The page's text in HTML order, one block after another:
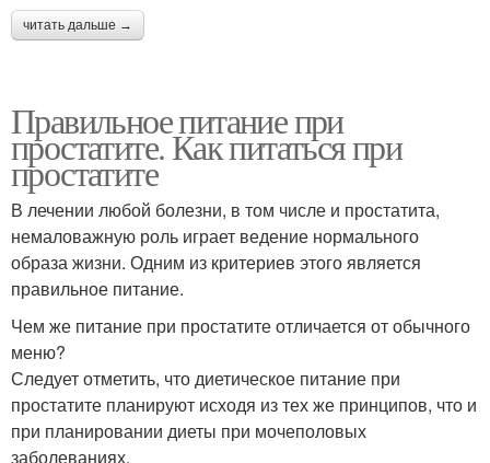
читать дальше →
Правильное питание при
простатите. Как питаться при
простатите
В лечении любой болезни, в том числе и простатита,
немаловажную роль играет ведение нормального
образа жизни. Одним из критериев этого является
правильное питание.
Чем же питание при простатите отличается от обычного
меню?
Следует отметить, что диетическое питание при
простатите планируют исходя из тех же принципов, что и
при планировании диеты при мочеполовых
заболеваниях.